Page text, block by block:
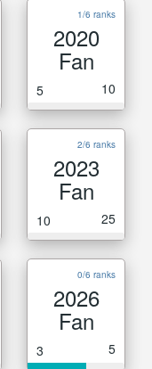
1/6 ranks
2020
Fan
5 10
2/6 ranks
2023
Fan
10 25
0/6 ranks
2026
Fan
3 5